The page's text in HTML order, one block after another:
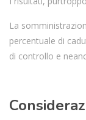
La
percentuale di
di controllo e